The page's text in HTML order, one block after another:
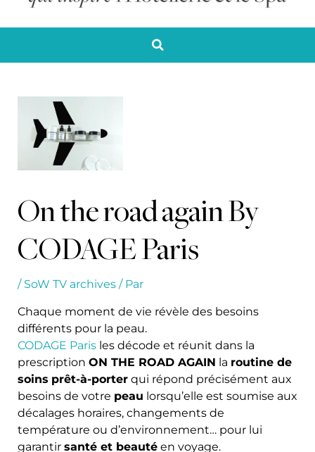
On the road again By
CODAGE Paris
/ SoW TV archives/ Par
Chaque moment de vie révèle des besoins
différents pour la peau.
CODAGE Parisles décode et réunit dans la
prescription ON THE ROAD AGAIN la routine de
soins prêt-à-porterqui répond précisément aux
besoins de votre peau lorsqu’elle est soumise aux
décalages horaires, changements de
température ou d’environnement… pour lui
garantir santé et beautéen voyage.